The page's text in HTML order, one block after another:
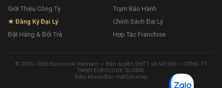
Giới Thiệu Công Ty
Trạm Bảo Hành
★ Đăng Ký Đại Lý
Chính Sách Đại Lý
Đặt Hàng & Đổi Trả
Hợp Tác Franchise
© 2015–2026 Eurocook Vietnam — Bản quyền SHTT số 541245 — CÔNG TY
TNHH EUROCOOK GLOBAL
Điều khoảnBảo mậtSitemap